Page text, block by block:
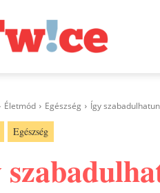
Életmód Egészség Így
Egészség